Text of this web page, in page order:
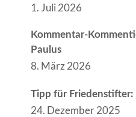
1. Juli 2026
Kommentar-
Paulus
8. März 2026
Tipp für Friedenstifter:
24. Dezember 2025